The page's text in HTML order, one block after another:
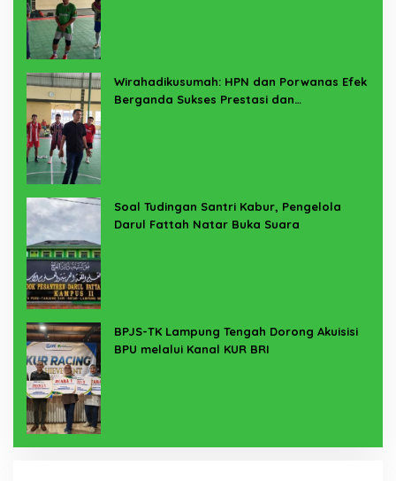
Wirahadikusumah: HPN dan Porwanas Efek
Berganda Sukses Prestasi dan
Soal Tudingan Santri Kabur, Pengelola
Darul Fattah Natar Buka Suara
BPJS-TK Lampung Tengah Dorong Akuisisi
BPU melalui Kanal KUR BRI